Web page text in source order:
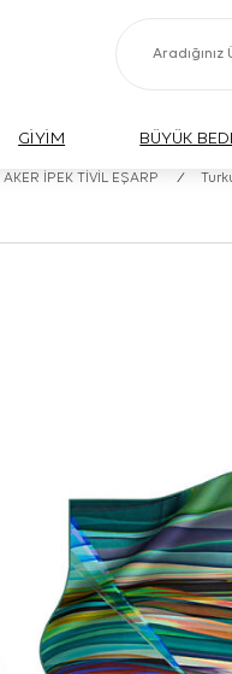
GİYİM BÜYÜK
AKER İPEK TİVİL EŞARP /